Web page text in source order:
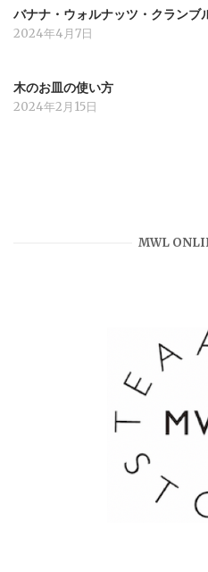
バナナ・ウォルナッツ・クランブ
2024年4月7日
木のお皿の使い方
2024年2月15日
MWL